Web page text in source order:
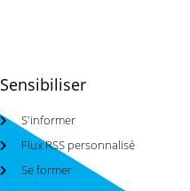
Sensibiliser
S'informer
Flux RSS personnalisé
Se former